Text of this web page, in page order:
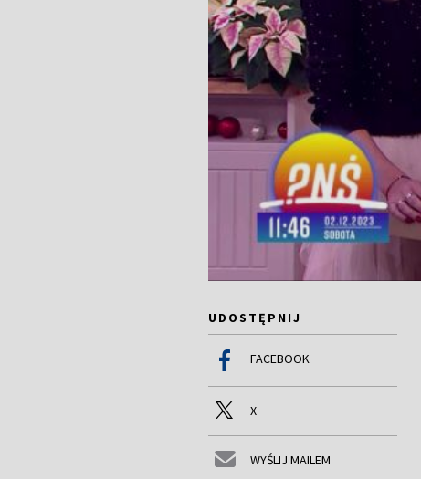
UDOSTĘPNIJ
FACEBOOK
X
WYŚLIJ MAILEM